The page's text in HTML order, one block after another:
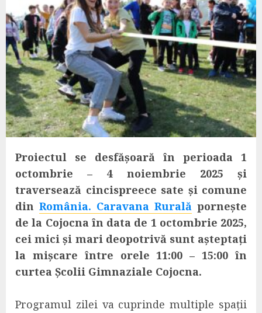
Proiectul se desfășoară în perioada 1
octombrie – 4 noiembrie 2025 și
traversează cincispreece sate și comune
din România. Caravana Rurală pornește
de la Cojocna în data de 1 octombrie 2025,
cei mici și mari deopotrivă sunt așteptați
la mișcare între orele 11:00 – 15:00 în
curtea Școlii Gimnaziale Cojocna.
Programul zilei va cuprinde multiple spații